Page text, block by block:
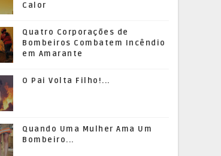
Calor
Quatro Corporações de
Bombeiros Combatem Incêndio
em Amarante
O Pai Volta Filho!...
Quando Uma Mulher Ama Um
Bombeiro...